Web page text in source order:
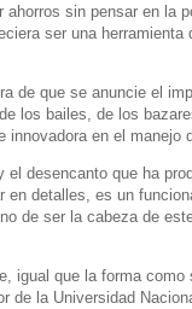
sin pensar en la
ser una
de que se anuncie el
los bailes, de los
innovadora en el manejo
desencanto que ha
en detalles, es un
de ser la cabeza de
igual que la forma
de la Universidad